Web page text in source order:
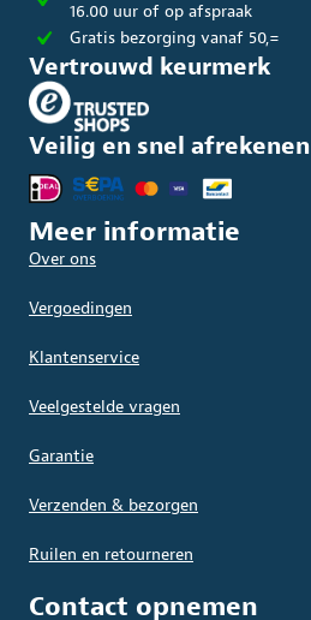
16.00 uur of op afspraak
Gratis bezorging vanaf 50,=
Vertrouwd keurmerk
Veilig en snel afrekenen
Meer informatie
Over ons
Vergoedingen
Klantenservice
Veelgestelde vragen
Garantie
Verzenden & bezorgen
Ruilen en retourneren
Contact opnemen